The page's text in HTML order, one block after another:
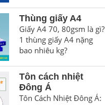
Thùng giấy A4
Giấy A4 70, 80gsm là gì?
1 thùng giấy A4 nặng
bao nhiêu kg?
Tôn cách nhiệt
Đông Á
Tôn Cách Nhiệt Đông Á: